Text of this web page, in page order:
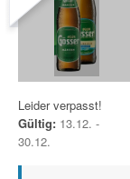
Leider verpasst!
Gültig: 13.12. -
30.12.